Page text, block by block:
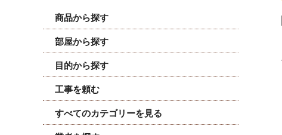
商品から探す
部屋から探す
目的から探す
工事を頼む
すべてのカテゴリーを見る